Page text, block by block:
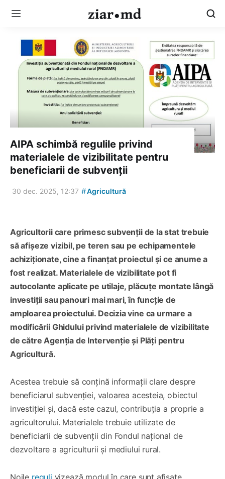
AIPA schimbă regulile privind
materialele de vizibilitate pentru
beneficiarii de subvenții
30 dec. 2025, 12:37 #Agricultură
Agricultorii care primesc subvenții de la stat trebuie
să afișeze vizibil, pe teren sau pe echipamentele
achiziționate, cine a finanțat proiectul și ce anume a
fost realizat. Materialele de vizibilitate pot fi
autocolante aplicate pe utilaje, plăcuțe montate lângă
investiții sau panouri mai mari, în funcție de
amploarea proiectului. Decizia vine ca urmare a
modificării Ghidului privind materialele de vizibilitate
de către Agenția de Intervenție și Plăți pentru
Agricultură.
Acestea trebuie să conțină informații clare despre
beneficiarul subvenției, valoarea acesteia, obiectul
investiției și, dacă este cazul, contribuția a proprie a
agricultorului. Materialele trebuie utilizate de
beneficiarii de subvenții din Fondul național de
dezvoltare a agriculturii și mediului rural.
Noile reguli vizează modul în care sunt afișate